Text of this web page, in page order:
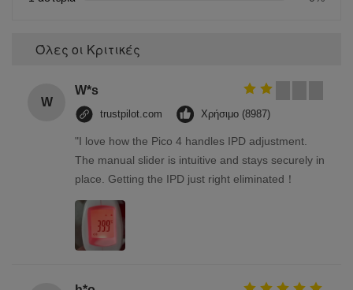
Όλες οι Κριτικές
W
W*s
trustpilot.com Χρήσιμο (8987)
"I love how the Pico 4 handles IPD adjustment.
The manual slider is intuitive and stays securely in
place. Getting the IPD just right eliminated！